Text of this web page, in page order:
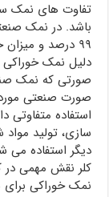
تفاوت های نمک
باشد. در نمک
دلیل نمک خوراکی
صورتی که نمک
صورت صنعتی مورد
استفاده متفاوتی
سازی، تولید مواد
دیگر استفاده می
کلر نقش مهمی در
نمک خوراکی برای